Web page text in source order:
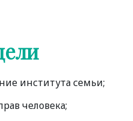
института семьи;
человека;